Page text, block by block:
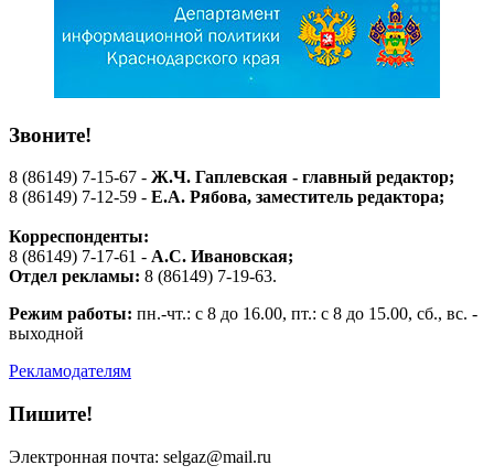
Звоните!
8 (86149) 7-15-67 - Ж.Ч. Гаплевская - главный редактор;
8 (86149) 7-12-59 - Е.А. Рябова, заместитель редактора;
Корреспонденты:
8 (86149) 7-17-61 - А.С. Ивановская;
Отдел рекламы: 8 (86149) 7-19-63.
Режим работы: пн.-чт.: с 8 до 16.00, пт.: с 8 до 15.00, сб., вс. -
выходной
Рекламодателям
Пишите!
Электронная почта: selgaz@mail.ru